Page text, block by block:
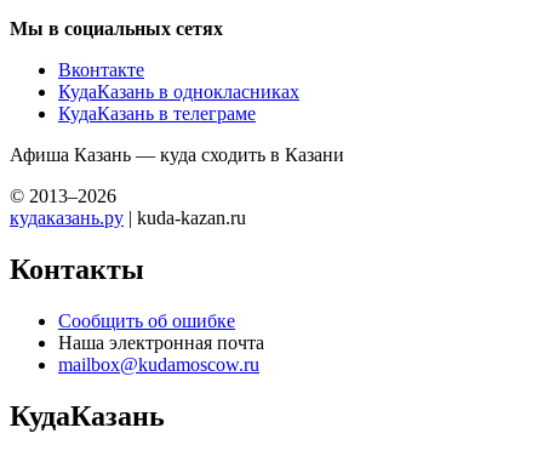
Мы в социальных сетях
Вконтакте
КудаКазань в однокласниках
КудаКазань в телеграме
Афиша Казань — куда сходить в Казани
© 2013–2026
кудаказань.ру | kuda-kazan.ru
Контакты
Сообщить об ошибке
Наша электронная почта
mailbox@kudamoscow.ru
КудаКазань